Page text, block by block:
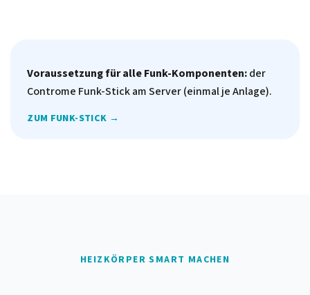
Voraussetzung für alle Funk-Komponenten:der
Controme Funk-Stick am Server (einmal je Anlage).
ZUM FUNK-STICK →
HEIZKÖRPER SMART MACHEN